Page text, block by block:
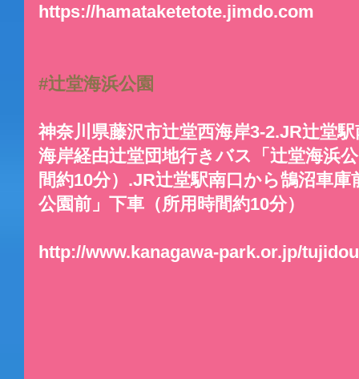
https://hamataketetote.jimdo.com
#辻堂海浜公園
神奈川県藤沢市辻堂西海岸3-2.JR辻堂
海岸経由辻堂団地行きバス「辻堂海浜
間約10分）.JR辻堂駅南口から鵠沼車
公園前」下車（所用時間約10分）
http://www.kanagawa-park.or.jp/